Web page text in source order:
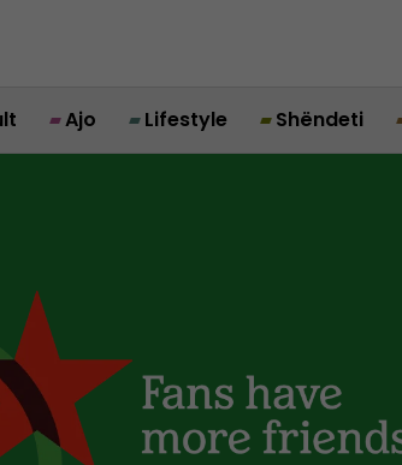
Ajo Lifestyle Shëndeti